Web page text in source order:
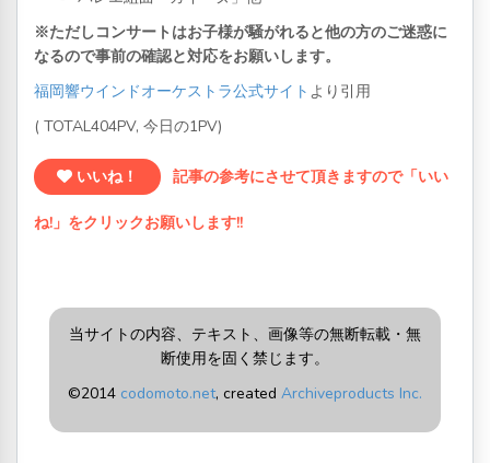
※ただしコンサートはお子様が騒がれると他の方のご迷惑に
なるので事前の確認と対応をお願いします。
福岡響ウインドオーケストラ公式サイト より引用
( TOTAL404PV, 今日の1PV)
いいね！ 記事の参考にさせて頂きますので「いい
ね!」をクリックお願いします!!
当サイトの内容、テキスト、画像等の無断転載・無
断使用を固く禁じます。
©2014 codomoto.net, created Archiveproducts Inc.